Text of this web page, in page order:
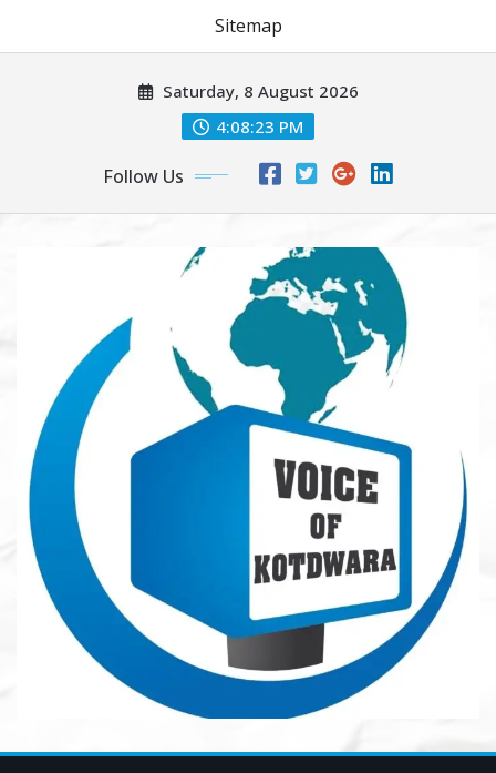
Sitemap
Saturday, 8 August 2026
4:08:24 PM
Follow Us